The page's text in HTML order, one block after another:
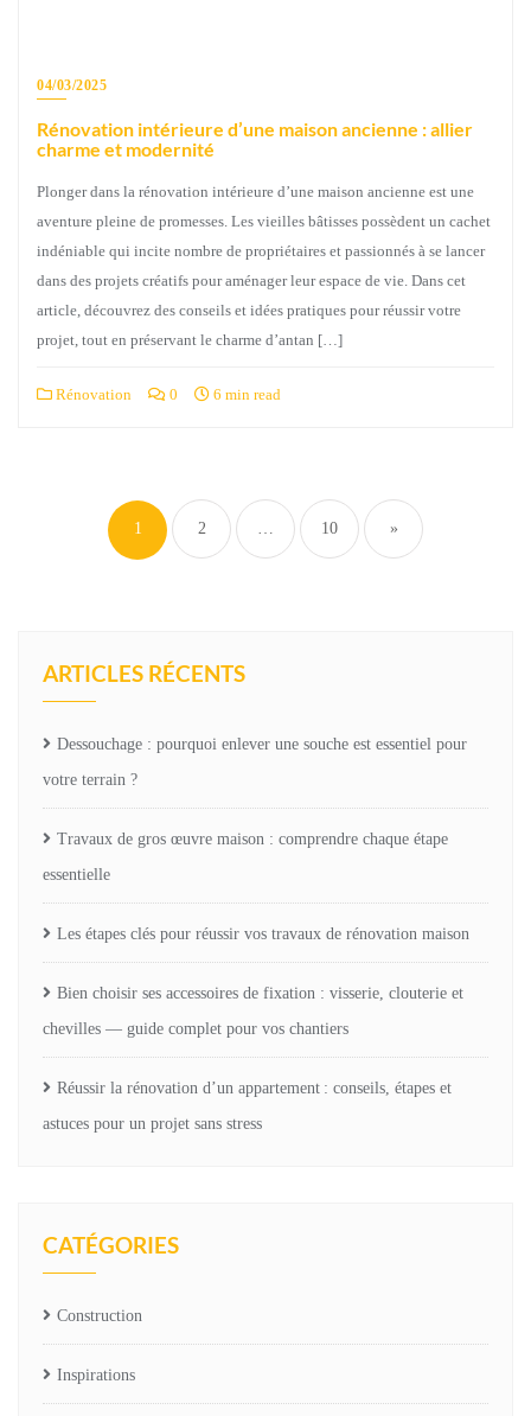
04/03/2025
Rénovation intérieure d’une maison ancienne : allier
charme et modernité
Plonger dans la rénovation intérieure d’une maison ancienne est une
aventure pleine de promesses. Les vieilles bâtisses possèdent un cachet
indéniable qui incite nombre de propriétaires et passionnés à se lancer
dans des projets créatifs pour aménager leur espace de vie. Dans cet
article, découvrez des conseils et idées pratiques pour réussir votre
projet, tout en préservant le charme d’antan […]
Rénovation 0 6 min read
des
publications
1 2 10 »
ARTICLES RÉCENTS
Dessouchage : pourquoi enlever une souche est essentiel pour
votre terrain ?
Travaux de gros œuvre maison : comprendre chaque étape
essentielle
Les étapes clés pour réussir vos travaux de rénovation maison
Bien choisir ses accessoires de fixation : visserie, clouterie et
chevilles — guide complet pour vos chantiers
Réussir la rénovation d’un appartement : conseils, étapes et
astuces pour un projet sans stress
CATÉGORIES
Construction
Inspirations